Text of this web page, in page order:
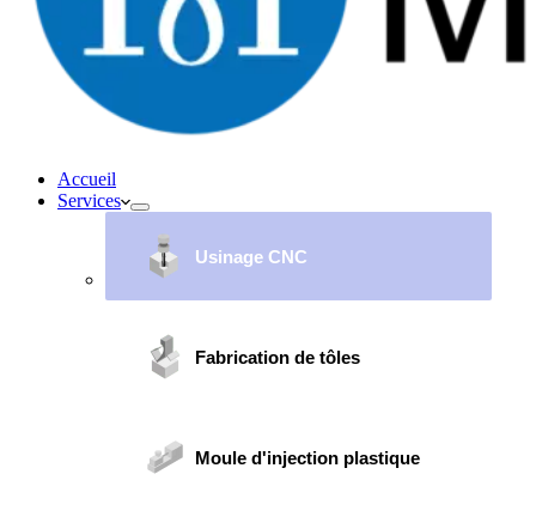
Accueil
Services
Usinage CNC
Fabrication de tôles
Moule d'injection plastique